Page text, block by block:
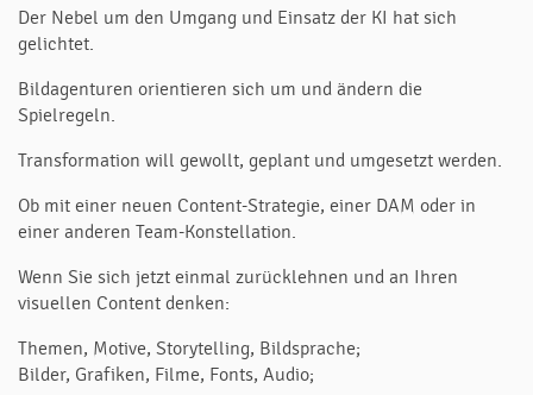
Der Nebel um den Umgang und Einsatz der KI hat sich
gelichtet.
Bildagenturen orientieren sich um und ändern die
Spielregeln.
Transformation will gewollt, geplant und umgesetzt werden.
Ob mit einer neuen Content-Strategie, einer DAM oder in
einer anderen Team-Konstellation.
Wenn Sie sich jetzt einmal zurücklehnen und an Ihren
visuellen Content denken:
Themen, Motive, Storytelling, Bildsprache;
Bilder, Grafiken, Filme, Fonts, Audio;